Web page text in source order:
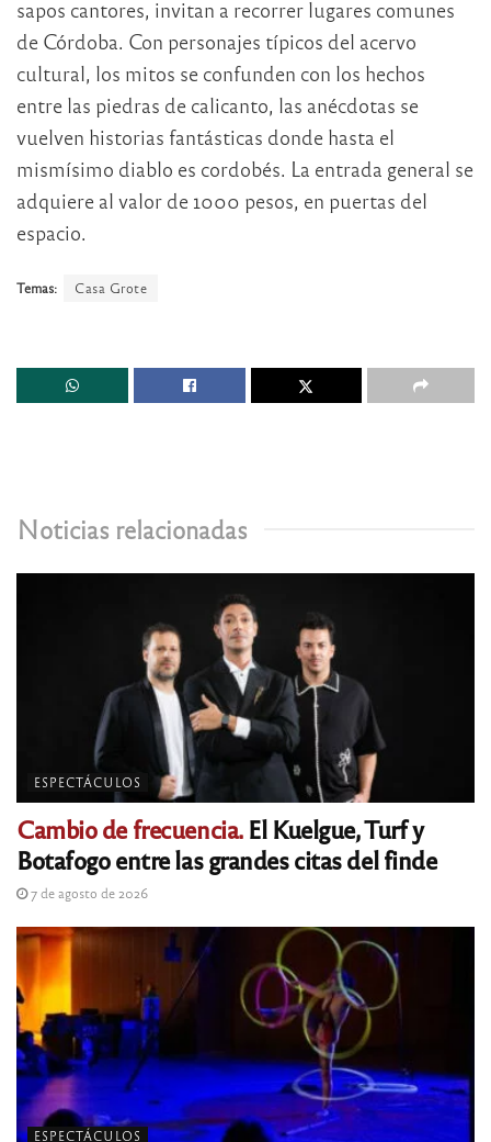
sapos cantores, invitan a recorrer lugares comunes
de Córdoba. Con personajes típicos del acervo
cultural, los mitos se confunden con los hechos
entre las piedras de calicanto, las anécdotas se
vuelven historias fantásticas donde hasta el
mismísimo diablo es cordobés. La entrada general se
adquiere al valor de 1000 pesos, en puertas del
espacio.
Temas: Casa Grote
Noticias relacionadas
ESPECTÁCULOS
Cambio de frecuencia.El Kuelgue, Turf y
Botafogo entre las grandes citas del finde
7 de agosto de 2026
ESPECTÁCULOS